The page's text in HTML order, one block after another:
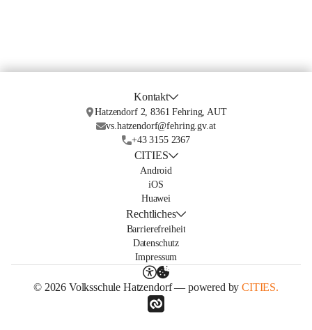
Kontakt
Hatzendorf 2, 8361 Fehring, AUT
vs.hatzendorf@fehring.gv.at
+43 3155 2367
CITIES
Android
iOS
Huawei
Rechtliches
Barrierefreiheit
Datenschutz
Impressum
© 2026 Volksschule Hatzendorf — powered byCITIES.